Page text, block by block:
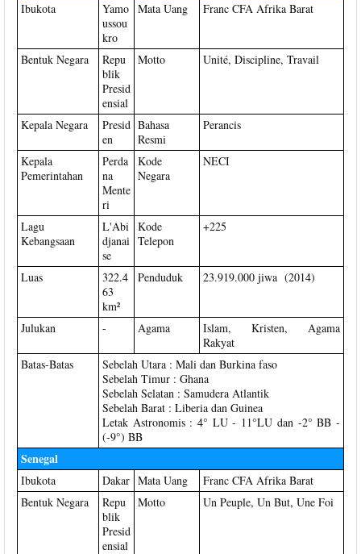
Ibukota
Yamo
ussou
kro
Mata Uang Franc CFA Afrika Barat
Bentuk Negara
Repu
blik
Presid
ensial
Motto Unité, Discipline, Travail
Kepala Negara
Presid
en
Bahasa
Resmi
Perancis
Kepala
Pemerintahan
Perda
na
Mente
ri
Kode
Negara
NECI
Lagu
Kebangsaan
L'Abi
djanai
se
Kode
Telepon
+225
Luas
322.4
63
km²
Penduduk 23.919.000 jiwa (2014)
Julukan - Agama
Islam, Kristen, Agama
Rakyat
Batas-Batas
Sebelah Utara : Mali dan Burkina faso
Sebelah Timur : Ghana
Sebelah Selatan : Samudera Atlantik
Sebelah Barat : Liberia dan Guinea
Letak Astronomis : 4° LU - 11°LU dan -2° BB -
(-9°) BB
Senegal
Ibukota Dakar Mata Uang
Franc CFA Afrika Barat
Bentuk Negara
Repu
blik
Presid
ensial
Motto Un Peuple, Un But, Une Foi